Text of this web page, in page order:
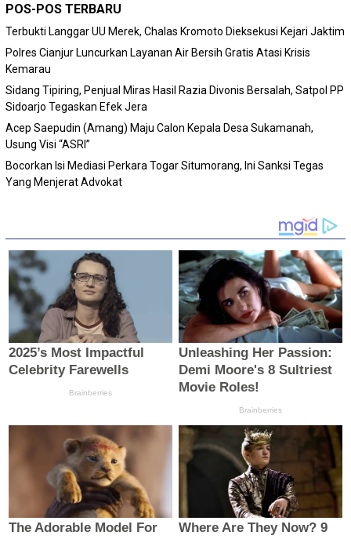
POS-POS TERBARU
Terbukti Langgar UU Merek, Chalas Kromoto Dieksekusi Kejari Jaktim
Polres Cianjur Luncurkan Layanan Air Bersih Gratis Atasi Krisis
Kemarau
Sidang Tipiring, Penjual Miras Hasil Razia Divonis Bersalah, Satpol PP
Sidoarjo Tegaskan Efek Jera
Acep Saepudin (Amang) Maju Calon Kepala Desa Sukamanah,
Usung Visi “ASRI”
Bocorkan Isi Mediasi Perkara Togar Situmorang, Ini Sanksi Tegas
Yang Menjerat Advokat